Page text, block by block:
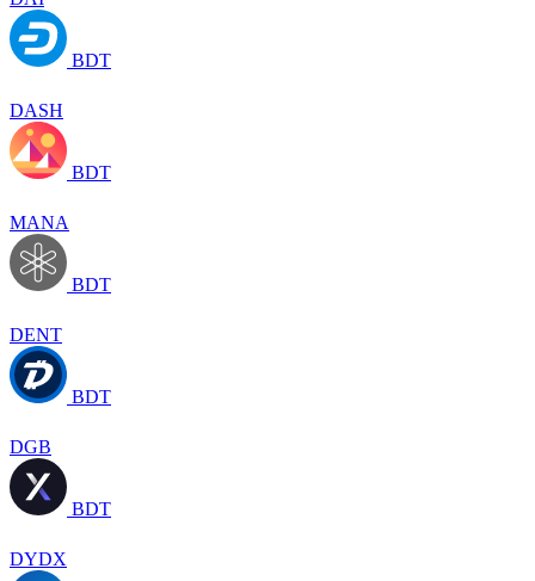
BDT
DASH
BDT
MANA
BDT
DENT
BDT
DGB
BDT
DYDX